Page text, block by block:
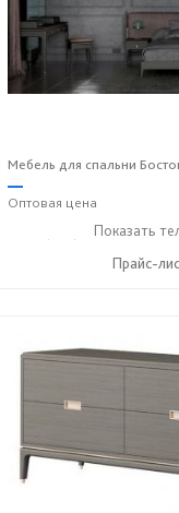
Мебель для спальни
—
Оптовая цена
+7 (928) 229-52-42
Показать
Прайс-